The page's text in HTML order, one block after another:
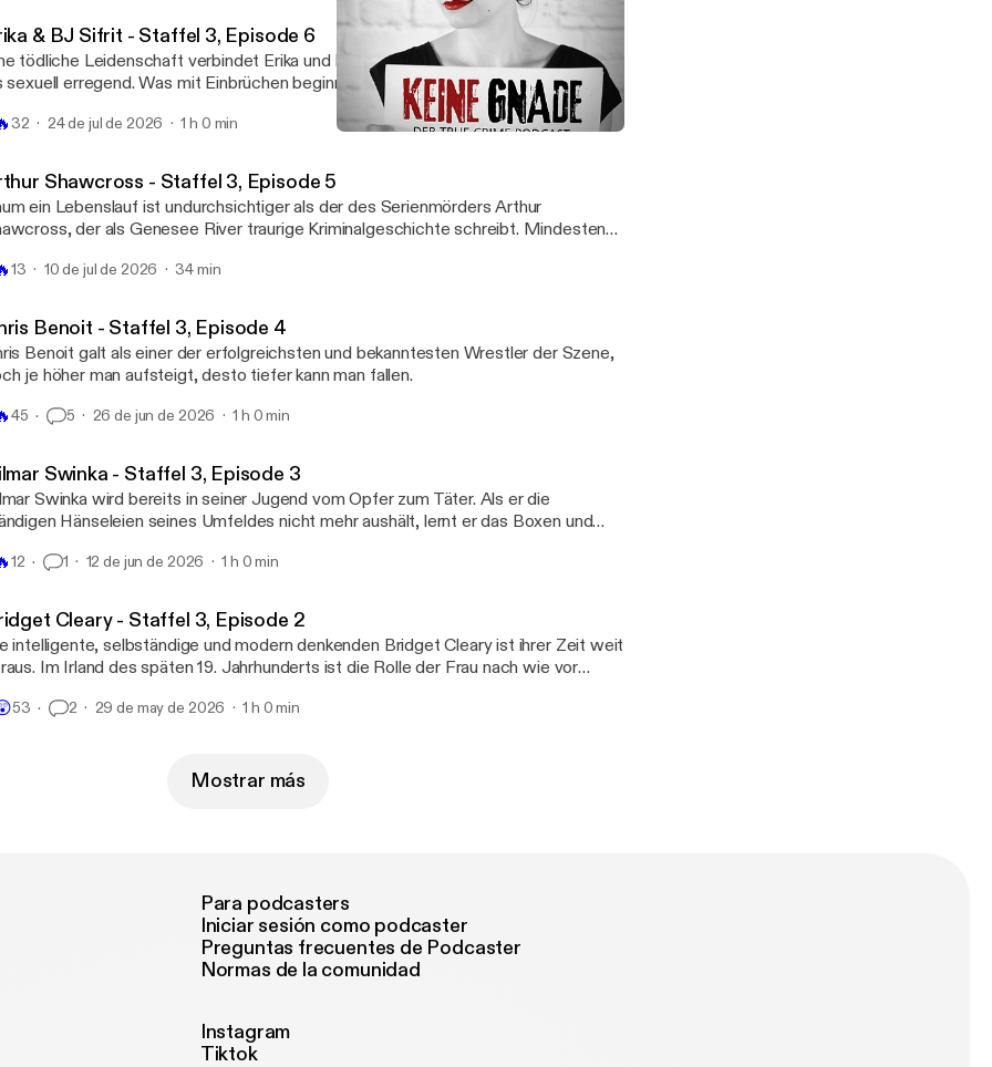
& BJ Sifrit - Staffel 3, Episode 6
tödliche Leidenschaft verbindet Erika und BJ Sifrit - Das Paar empfindet Gewalt
sexuell erregend. Was mit Einbrüchen beginnt, endet in einem makabren Spiel aus
32 24 de jul de 2026 1 h 0 min
Shawcross - Staffel 3, Episode 5
ein Lebenslauf ist undurchsichtiger als der des Serienmörders Arthur
der als Genesee River traurige Kriminalgeschichte schreibt. Mindestens
13 10 de jul de 2026 34 min
Benoit - Staffel 3, Episode 4
Benoit galt als einer der erfolgreichsten und bekanntesten Wrestler der Szene,
je höher man aufsteigt, desto tiefer kann man fallen.
45 5 26 de jun de 2026 1 h 0 min
Swinka - Staffel 3, Episode 3
Swinka wird bereits in seiner Jugend vom Opfer zum Täter. Als er die
Hänseleien seines Umfeldes nicht mehr aushält, lernt er das Boxen und
der die Geschichte der ehemaligen DDR geprägt hat.
12 1 12 de jun de 2026 1 h 0 min
Cleary - Staffel 3, Episode 2
intelligente, selbständige und modern denkenden Bridget Cleary ist ihrer Zeit weit
Im Irland des späten 19. Jahrhunderts ist die Rolle der Frau nach wie vor
und durchlebt ein unvorstellbares Martyrium, dass mit ihrem brutalen
53 2 29 de may de 2026 1 h 0 min
Mostrar más
Para podcasters
Iniciar sesión como podcaster
Preguntas frecuentes de Podcaster
Normas de la comunidad
Instagram
Tiktok